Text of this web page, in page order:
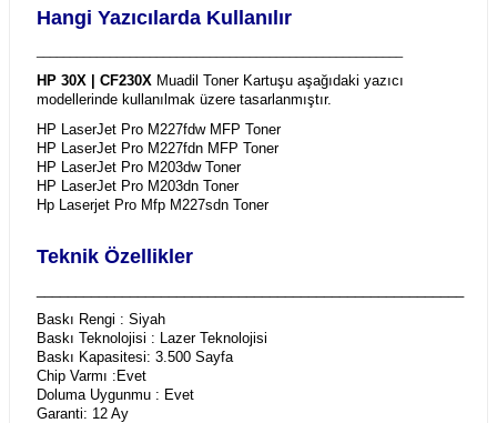
Hangi Yazıcılarda Kullanılır
HP 30X | CF230X Muadil Toner Kartuşu aşağıdaki yazıcı
modellerinde kullanılmak üzere tasarlanmıştır.
HP LaserJet Pro M227fdw MFP Toner
HP LaserJet Pro M227fdn MFP Toner
HP LaserJet Pro M203dw Toner
HP LaserJet Pro M203dn Toner
Hp Laserjet Pro Mfp M227sdn Toner
Teknik Özellikler
Baskı Rengi : Siyah
Baskı Teknolojisi : Lazer Teknolojisi
Baskı Kapasitesi: 3.500 Sayfa
Chip Varmı :Evet
Doluma Uygunmu : Evet
Garanti: 12 Ay